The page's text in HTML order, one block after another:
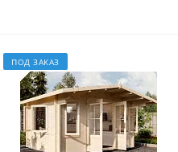
ПОД ЗАКАЗ